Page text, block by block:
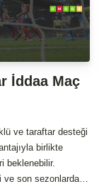
İddaa Maç
ve taraftar desteği
birlikte
beklenebilir.
ve son sezonlarda